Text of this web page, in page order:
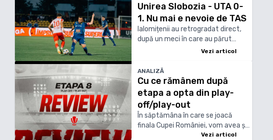
Unirea Slobozia - UTA 0-
1. Nu mai e nevoie de TAS
Ialomițenii au retrogradat direct,
după un meci în care au părut
Vezi articol
ANALIZĂ
Cu ce rămânem după
etapa a opta din play-
off/play-out
În săptămâna în care se joacă
finala Cupei României, vom avea și
o ”finală” a campionatului, între
Vezi articol